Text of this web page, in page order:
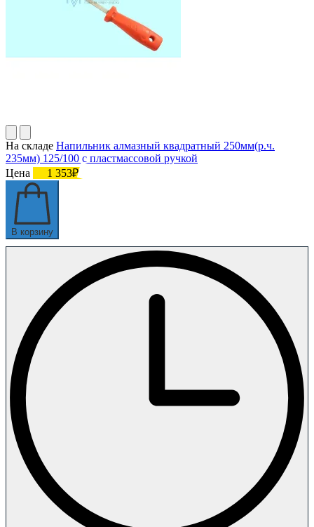
На складе Напильник алмазный квадратный 250мм(р.ч.
235мм) 125/100 с пластмассовой ручкой
Цена
1 353₽
В корзину